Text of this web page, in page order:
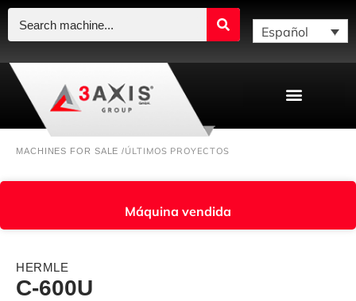
Español
MACHINES FOR SALE /ÚLTIMOS PROYECTOS
Máquina vendida
HERMLE
C-600U